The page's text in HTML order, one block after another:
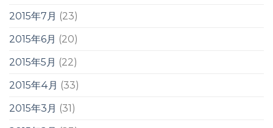
2015年7月 (23)
2015年6月 (20)
2015年5月 (22)
2015年4月 (33)
2015年3月 (31)